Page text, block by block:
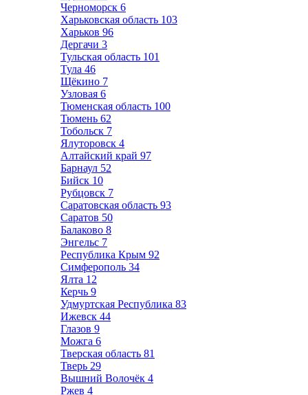
Черноморск 6
Харьковская область 103
Харьков 96
Дергачи 3
Тульская область 101
Тула 46
Щёкино 7
Узловая 6
Тюменская область 100
Тюмень 62
Тобольск 7
Ялуторовск 4
Алтайский край 97
Барнаул 52
Бийск 10
Рубцовск 7
Саратовская область 93
Саратов 50
Балаково 8
Энгельс 7
Республика Крым 92
Симферополь 34
Ялта 12
Керчь 9
Удмуртская Республика 83
Ижевск 44
Глазов 9
Можга 6
Тверская область 81
Тверь 29
Вышний Волочёк 4
Ржев 4